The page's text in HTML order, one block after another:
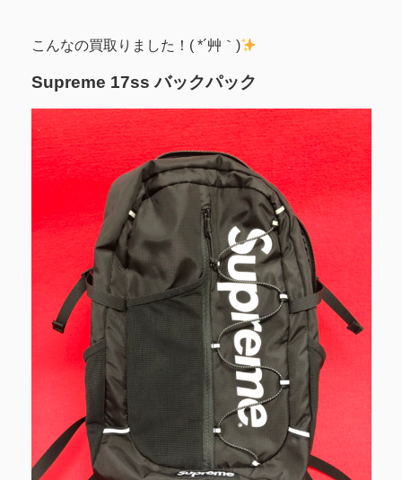
こんなの買取りました！( *´艸｀)
Supreme 17ss バックパック